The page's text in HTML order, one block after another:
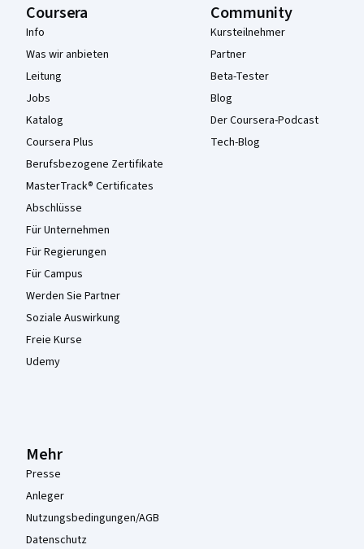
Coursera
Info
Was wir anbieten
Leitung
Jobs
Katalog
Coursera Plus
Berufsbezogene Zertifikate
MasterTrack® Certificates
Abschlüsse
Für Unternehmen
Für Regierungen
Für Campus
Werden Sie Partner
Soziale Auswirkung
Freie Kurse
Udemy
Community
Kursteilnehmer
Partner
Beta-Tester
Blog
Der Coursera-Podcast
Tech-Blog
Mehr
Presse
Anleger
Nutzungsbedingungen/AGB
Datenschutz